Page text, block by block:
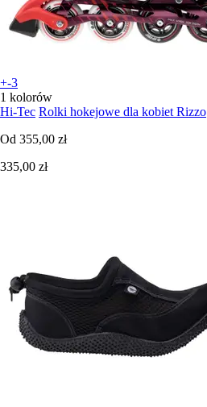
+-3
1 kolorów
Hi-Tec Rolki hokejowe dla kobiet Rizzo
Od 355,00 zł
335,00 zł